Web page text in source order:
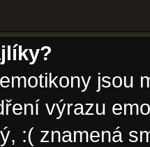
jsou
výrazu
:( znamená